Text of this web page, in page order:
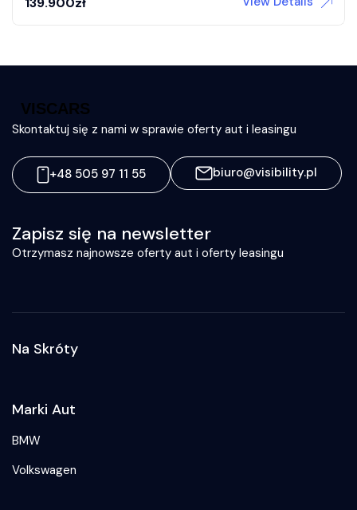
Skontaktuj się z nami w sprawie oferty aut i leasingu
+48 505 97 11 55 biuro@visibility.pl
Zapisz się na newsletter
Otrzymasz najnowsze oferty aut i oferty leasingu
Na Skróty
Marki Aut
BMW
Volkswagen